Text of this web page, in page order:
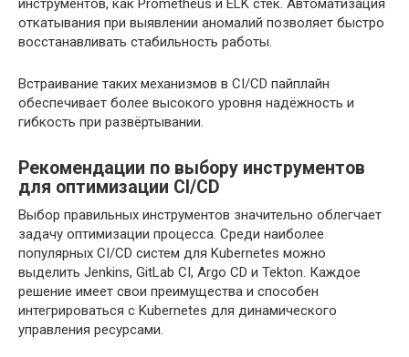
инструментов, как Prometheus и ELK стек. Автоматизация
откатывания при выявлении аномалий позволяет быстро
восстанавливать стабильность работы.
Встраивание таких механизмов в CI/CD пайплайн
обеспечивает более высокого уровня надёжность и
гибкость при развёртывании.
Рекомендации по выбору инструментов
для оптимизации CI/CD
Выбор правильных инструментов значительно облегчает
задачу оптимизации процесса. Среди наиболее
популярных CI/CD систем для Kubernetes можно
выделить Jenkins, GitLab CI, Argo CD и Tekton. Каждое
решение имеет свои преимущества и способен
интегрироваться с Kubernetes для динамического
управления ресурсами.